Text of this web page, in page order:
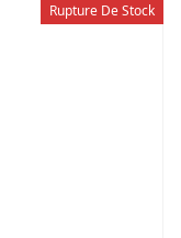
Rupture De Stock